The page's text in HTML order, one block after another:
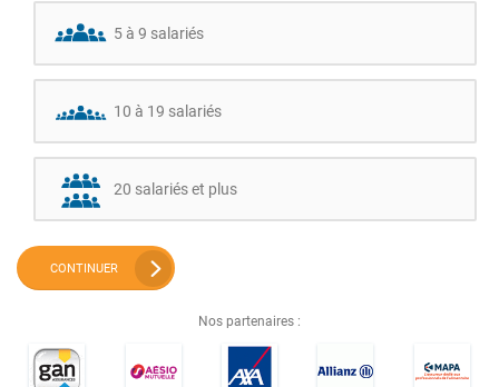
5 à 9 salariés
10 à 19 salariés
20 salariés et plus
CONTINUER
Nos partenaires :